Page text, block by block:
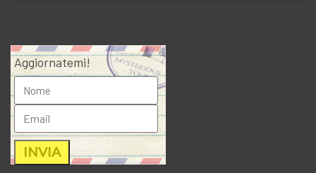
Aggiornatemi!